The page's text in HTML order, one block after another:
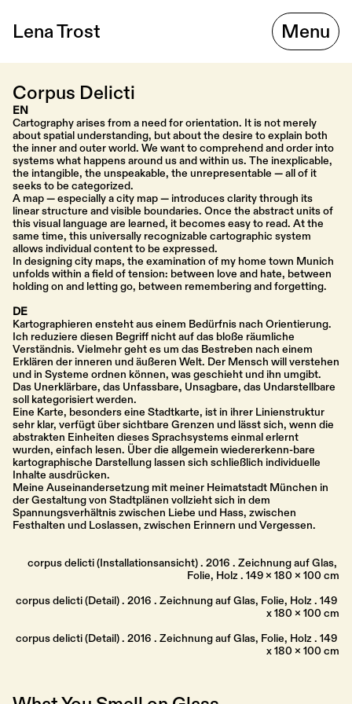
Corpus Delicti
EN
Cartography arises from a need for orientation. It is not merely
about spatial understanding, but about the desire to explain both
the inner and outer world. We want to comprehend and order into
systems what happens around us and within us. The inexplicable,
the intangible, the unspeakable, the unrepresentable — all of it
seeks to be categorized.
A map — especially a city map — introduces clarity through its
linear structure and visible boundaries. Once the abstract units of
this visual language are learned, it becomes easy to read. At the
same time, this universally recognizable cartographic system
allows individual content to be expressed.
In designing city maps, the examination of my home town Munich
unfolds within a field of tension: between love and hate, between
holding on and letting go, between remembering and forgetting.
DE
Kartographieren ensteht aus einem Bedürfnis nach Orientierung.
Ich reduziere diesen Begriff nicht auf das bloße räumliche
Verständnis. Vielmehr geht es um das Bestreben nach einem
Erklären der inneren und äußeren Welt. Der Mensch will verstehen
und in Systeme ordnen können, was geschieht und ihn umgibt.
Das Unerklärbare, das Unfassbare, Unsagbare, das Undarstellbare
soll kategorisiert werden.
Eine Karte, besonders eine Stadtkarte, ist in ihrer Linienstruktur
sehr klar, verfügt über sichtbare Grenzen und lässt sich, wenn die
abstrakten Einheiten dieses Sprachsystems einmal erlernt
wurden, einfach lesen. Über die allgemein wiedererkenn-bare
kartographische Darstellung lassen sich schließlich individuelle
Inhalte ausdrücken.
Meine Auseinandersetzung mit meiner Heimatstadt München in
der Gestaltung von Stadtplänen vollzieht sich in dem
Spannungsverhältnis zwischen Liebe und Hass, zwischen
Festhalten und Loslassen, zwischen Erinnern und Vergessen.
corpus delicti (Installationsansicht) . 2016 . Zeichnung auf Glas,
Folie, Holz . 149 x 180 x 100 cm
corpus delicti (Detail) . 2016 . Zeichnung auf Glas, Folie, Holz . 149
x 180 x 100 cm
corpus delicti (Detail) . 2016 . Zeichnung auf Glas, Folie, Holz . 149
x 180 x 100 cm
Lena Trost Menu